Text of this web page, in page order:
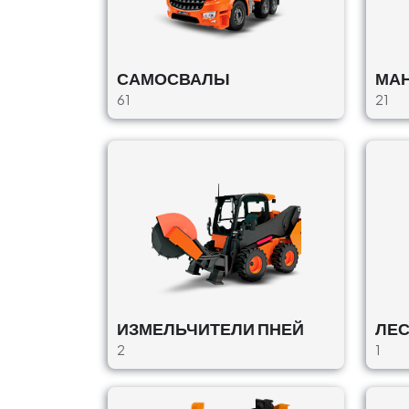
Anssems
Доставка : Без
Scania
САМОСВАЛЫ
Ķiršu iela 8, Ogre, Ogre pilsēta, Ogres
novads, LV-5001, Latvija
€40/Ч, €320/в день
Priekuļi, Priekuļu pagasts, Cēsu novads,
САМОСВАЛЫ
61 21
ИЗМЕЛЬЧИТЕЛИ ПНЕЙ
2 1